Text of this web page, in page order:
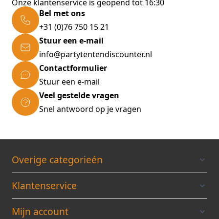
Eerst het apparaat opladen met de usb
stekker.
na opladen heb je diverse keuzes. dan vullen
met kraanwater.
1- drukknop voorzijde lamp, aan-uit
2- drukknop voorzijde mist , aan-uit
de lamp zou inderdaad dienen te veranderen
Onze klantenservice is geopend tot 16:30
Bel met ons
+31 (0)76 750 15 21
Stuur een e-mail
info@partytentendiscounter.nl
Contactformulier
Stuur een e-mail
Veel gestelde vragen
Snel antwoord op je vragen
Overige categorieén
Klantenservice
Mijn account